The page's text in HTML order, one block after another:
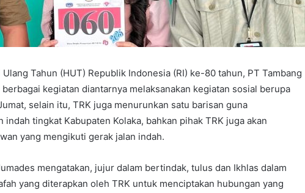
Tahun (HUT) Republik Indonesia (RI) ke-80 tahun, PT Tambang
kegiatan diantarnya melaksanakan kegiatan sosial berupa
selain itu, TRK juga menurunkan satu barisan guna
tingkat Kabupaten Kolaka, bahkan pihak TRK juga akan
yang mengikuti gerak jalan indah.
mengatakan, jujur dalam bertindak, tulus dan Ikhlas dalam
yang diterapkan oleh TRK untuk menciptakan hubungan yang